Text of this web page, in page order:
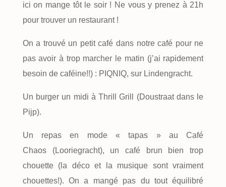
ici on mange tôt le soir ! Ne vous y prenez à 21h
pour trouver un restaurant !
On a trouvé un petit café dans notre café pour ne
pas avoir à trop marcher le matin (j’ai rapidement
besoin de caféine!!) : PIQNIQ, sur Lindengracht.
Un burger un midi à Thrill Grill (Doustraat dans le
Pijp).
Un repas en mode « tapas » au Café
Chaos (Looriegracht), un café brun bien trop
chouette (la déco et la musique sont vraiment
chouettes!). On a mangé pas du tout équilibré